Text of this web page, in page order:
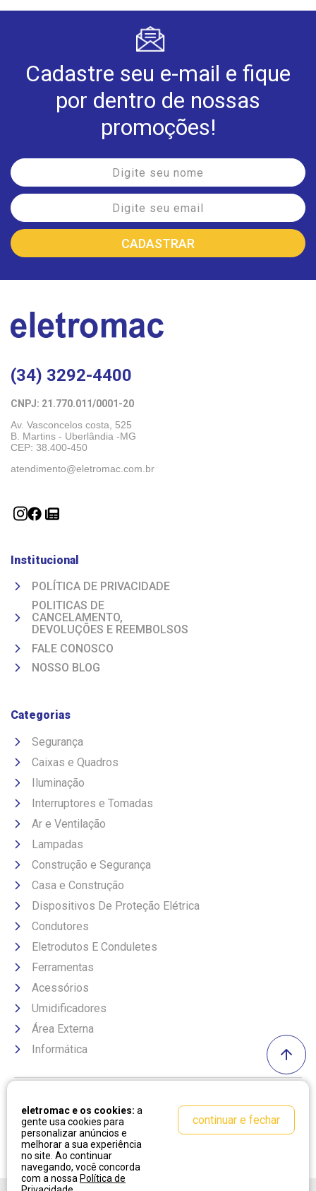
Cadastre seu e-mail e fique
por dentro de nossas
promoções!
(34) 3292-4400
CNPJ: 21.770.011/0001-20
Av. Vasconcelos costa, 525
B. Martins - Uberlândia -MG
CEP: 38.400-450
atendimento@eletromac.com.br
Institucional
POLÍTICA DE PRIVACIDADE
POLITICAS DE
CANCELAMENTO,
DEVOLUÇÕES E REEMBOLSOS
FALE CONOSCO
NOSSO BLOG
Categorias
Segurança
Caixas e Quadros
Iluminação
Interruptores e Tomadas
Ar e Ventilação
Lampadas
Construção e Segurança
Casa e Construção
Dispositivos De Proteção Elétrica
Condutores
Eletrodutos E Conduletes
Ferramentas
Acessórios
Umidificadores
Área Externa
Informática
eletromac e os cookies: a
gente usa cookies para
personalizar anúncios e
melhorar a sua experiência
no site. Ao continuar
navegando, você concorda
com a nossa Política de
continuar e fechar